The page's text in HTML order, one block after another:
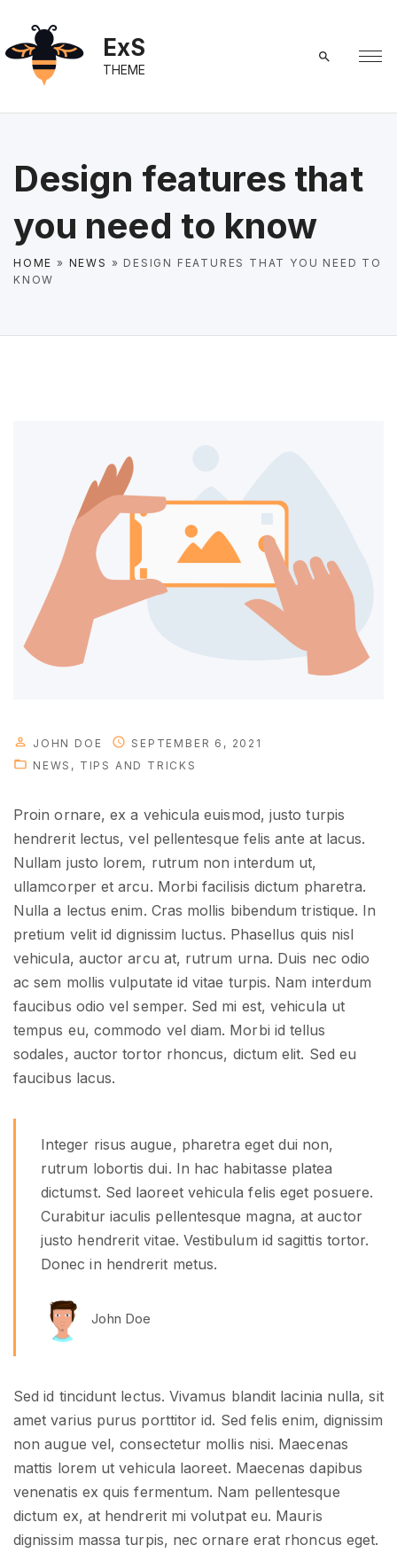
ExS
THEME
Design features that
you need to know
HOME » NEWS » DESIGN FEATURES THAT YOU NEED TO
KNOW
JOHN DOE
SEPTEMBER 6, 2021
NEWS
TIPS AND TRICKS
Proin ornare, ex a vehicula euismod, justo turpis
hendrerit lectus, vel pellentesque felis ante at lacus.
Nullam justo lorem, rutrum non interdum ut,
ullamcorper et arcu. Morbi facilisis dictum pharetra.
Nulla a lectus enim. Cras mollis bibendum tristique. In
pretium velit id dignissim luctus. Phasellus quis nisl
vehicula, auctor arcu at, rutrum urna. Duis nec odio
ac sem mollis vulputate id vitae turpis. Nam interdum
faucibus odio vel semper. Sed mi est, vehicula ut
tempus eu, commodo vel diam. Morbi id tellus
sodales, auctor tortor rhoncus, dictum elit. Sed eu
faucibus lacus.
Integer risus augue, pharetra eget dui non,
rutrum lobortis dui. In hac habitasse platea
dictumst. Sed laoreet vehicula felis eget posuere.
Curabitur iaculis pellentesque magna, at auctor
justo hendrerit vitae. Vestibulum id sagittis tortor.
Donec in hendrerit metus.
John Doe
Sed id tincidunt lectus. Vivamus blandit lacinia nulla, sit
amet varius purus porttitor id. Sed felis enim, dignissim
non augue vel, consectetur mollis nisi. Maecenas
mattis lorem ut vehicula laoreet. Maecenas dapibus
venenatis ex quis fermentum. Nam pellentesque
dictum ex, at hendrerit mi volutpat eu. Mauris
dignissim massa turpis, nec ornare erat rhoncus eget.